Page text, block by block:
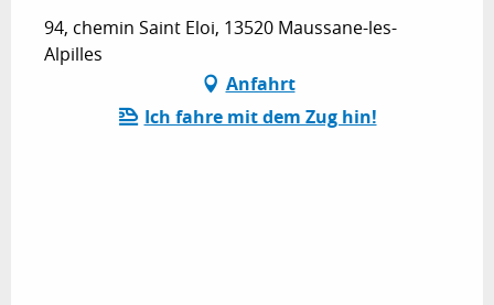
94, chemin Saint Eloi, 13520 Maussane-les-
Alpilles
Anfahrt
Ich fahre mit dem Zug hin!